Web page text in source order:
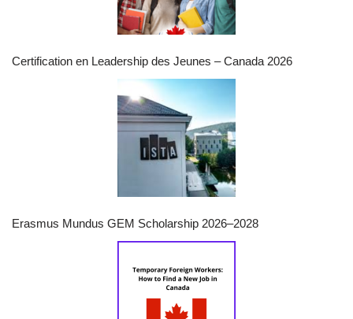
Certification en Leadership des Jeunes – Canada 2026
Erasmus Mundus GEM Scholarship 2026–2028